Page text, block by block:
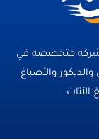
شركه متخصصه في
والأصباغ
الأثاث